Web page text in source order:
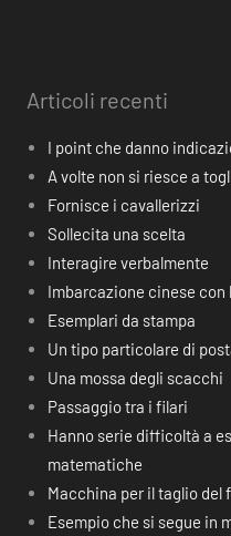
Articoli recenti
I point che danno
A volte non si riesce a
Fornisce i cavallerizzi
Sollecita una scelta
Interagire verbalmente
Imbarcazione cinese con
Esemplari da stampa
Un tipo particolare di
Una mossa degli scacchi
Passaggio tra i filari
Hanno serie difficoltà a
matematiche
Macchina per il taglio del
Esempio che si segue in